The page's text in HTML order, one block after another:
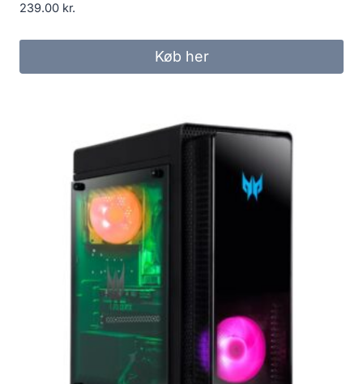
239.00 kr.
Køb her